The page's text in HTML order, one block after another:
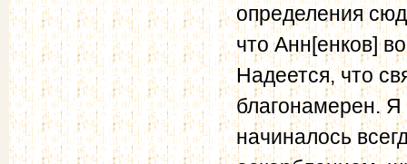
определения
что Анн[енков]
Надеется, что
благонамерен. Я
начиналось